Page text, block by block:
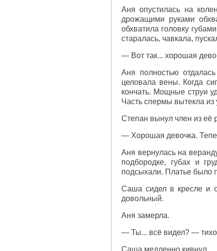
Аня опустилась на
дрожащими руками
обхватила головку
старалась, чавкала,
— Вот так... хорошая
Аня полностью
целовала вены. Когда
кончать. Мощные струи
Часть спермы вытекла из
Степан вынул член из её
— Хорошая девочка.
Аня вернулась на
подбородке, губах и
подсыхали. Платье было
Саша сидел в кресле и
довольный.
Аня замерла.
— Ты... всё видел? — тихо
Саша медленно кивнул.